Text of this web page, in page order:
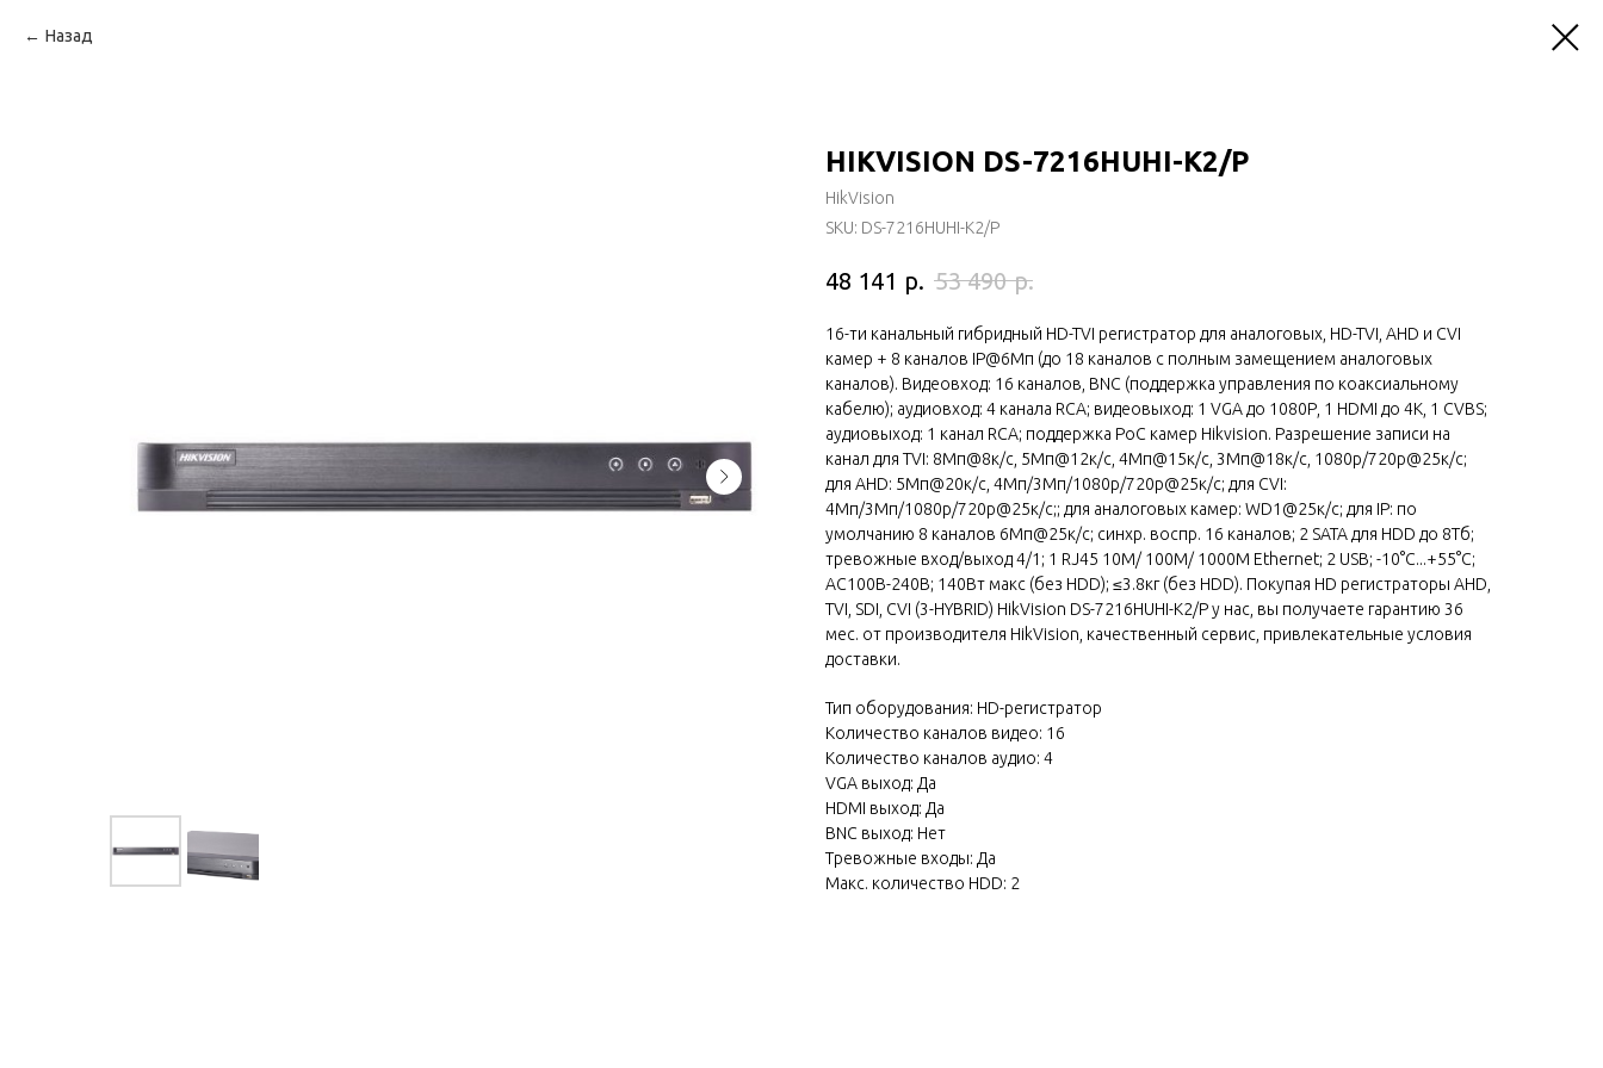
Назад
HIKVISION DS-7216HUHI-K2/P
HikVision
SKU: DS-7216HUHI-K2/P
48 141 р. 53 490 р.
16-ти канальный гибридный HD-TVI регистратор для аналоговых, HD-TVI, AHD и CVI
камер + 8 каналов IP@6Мп (до 18 каналов с полным замещением аналоговых
каналов). Видеовход: 16 каналов, BNC (поддержка управления по коаксиальному
кабелю); аудиовход: 4 канала RCA; видеовыход: 1 VGA до 1080Р, 1 HDMI до 4К, 1 CVBS;
аудиовыход: 1 канал RCA; поддержка PoC камер Hikvision. Разрешение записи на
канал для TVI: 8Мп@8к/с, 5Мп@12к/с, 4Мп@15к/с, 3Мп@18к/с, 1080p/720p@25к/с;
для AHD: 5Мп@20к/с, 4Мп/3Мп/1080p/720p@25к/с; для CVI:
4Мп/3Мп/1080p/720p@25к/с;; для аналоговых камер: WD1@25к/с; для IP: по
умолчанию 8 каналов 6Мп@25к/с; синхр. воспр. 16 каналов; 2 SATA для HDD до 8Тб;
тревожные вход/выход 4/1; 1 RJ45 10M/ 100M/ 1000М Ethernet; 2 USB; -10°C...+55°C;
АC100В-240В; 140Вт макс (без HDD); ≤3.8кг (без HDD). Покупая HD регистраторы AHD,
TVI, SDI, CVI (3-HYBRID) HikVision DS-7216HUHI-K2/P у нас, вы получаете гарантию 36
мес. от производителя HikVision, качественный сервис, привлекательные условия
доставки.
Тип оборудования: HD-регистратор
Количество каналов видео: 16
Количество каналов аудио: 4
VGA выход: Да
HDMI выход: Да
BNC выход: Нет
Тревожные входы: Да
Макс. количество HDD: 2